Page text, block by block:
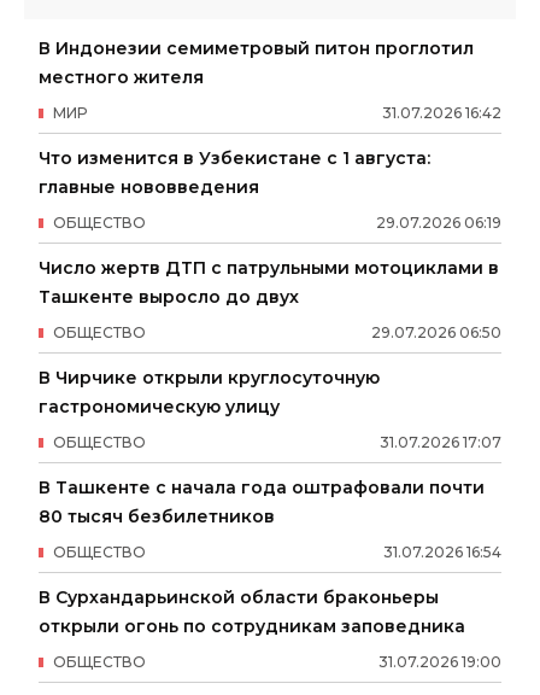
В Индонезии семиметровый питон проглотил
местного жителя
31.07.2026 16:42
МИР
Что изменится в Узбекистане с 1 августа:
главные нововведения
29.07.2026 06:19
ОБЩЕСТВО
Число жертв ДТП с патрульными мотоциклами в
Ташкенте выросло до двух
29.07.2026 06:50
ОБЩЕСТВО
В Чирчике открыли круглосуточную
гастрономическую улицу
31.07.2026 17:07
ОБЩЕСТВО
В Ташкенте с начала года оштрафовали почти
80 тысяч безбилетников
31.07.2026 16:54
ОБЩЕСТВО
В Сурхандарьинской области браконьеры
открыли огонь по сотрудникам заповедника
31.07.2026 19:00
ОБЩЕСТВО